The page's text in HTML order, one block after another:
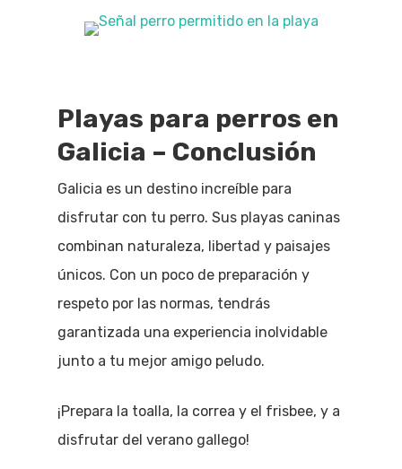
Playas para perros en
Galicia – Conclusión
Galicia es un destino increíble para
disfrutar con tu perro. Sus playas caninas
combinan naturaleza, libertad y paisajes
únicos. Con un poco de preparación y
respeto por las normas, tendrás
garantizada una experiencia inolvidable
junto a tu mejor amigo peludo.
¡Prepara la toalla, la correa y el frisbee, y a
disfrutar del verano gallego!